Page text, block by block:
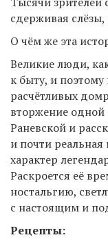
сдерживая
О чём же эта
Великие люди,
к быту, и
расчётливых
вторжение одной
Раневской и
и почти реальная
характер
Раскроется её
ностальгию,
с настоящим и
Рецепты: